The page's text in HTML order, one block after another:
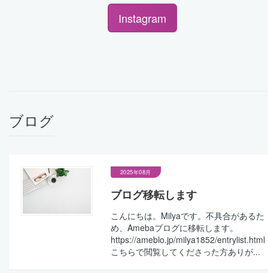
Instagram
ブログ
2025年08月
ブログ移転します
こんにちは。Milyaです。不具合があるた
め、Amebaブログに移転します。
https://ameblo.jp/milya1852/entrylist.html
こちらで閲覧してくださった方ありが...